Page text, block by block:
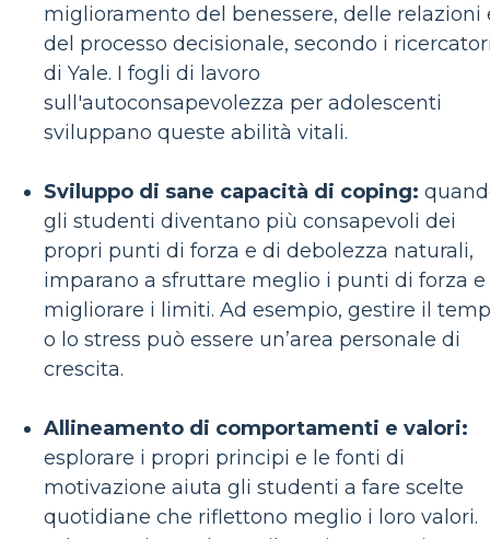
miglioramento del benessere, delle relazioni
del processo decisionale, secondo i
di Yale. I fogli di lavoro
sull'autoconsapevolezza per adolescenti
sviluppano queste abilità vitali.
Sviluppo di sane capacità di coping:
gli studenti diventano più consapevoli dei
propri punti di forza e di debolezza naturali,
imparano a sfruttare meglio i punti di forza e
migliorare i limiti. Ad esempio, gestire il
o lo stress può essere un’area personale di
crescita.
Allineamento di comportamenti e valori:
esplorare i propri principi e le fonti di
motivazione aiuta gli studenti a fare scelte
quotidiane che riflettono meglio i loro valori.